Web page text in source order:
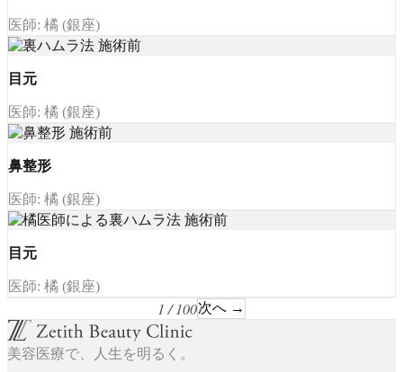
医師: 橘 (銀座)
目元
医師: 橘 (銀座)
鼻整形
医師: 橘 (銀座)
目元
医師: 橘 (銀座)
1 / 100次へ →
美容医療で、人生を明るく。